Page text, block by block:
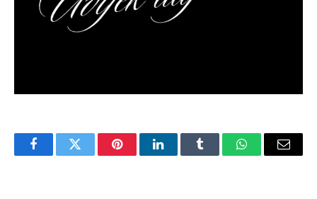
FacebookTwitter PinterestLinkedInTumblr WhatsAppEmail